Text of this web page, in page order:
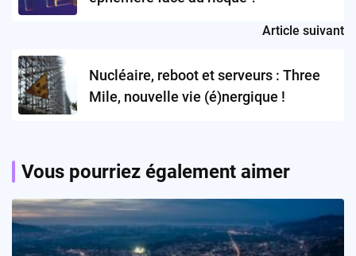
Article suivant
Nucléaire, reboot et serveurs : Three
Mile, nouvelle vie (é)nergique !
Vous pourriez également aimer